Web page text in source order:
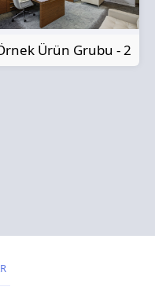
Ürün Grubu - 2